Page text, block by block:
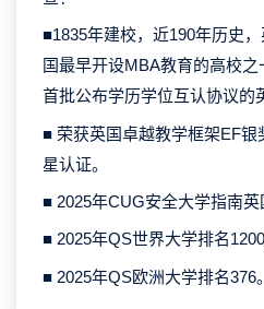
■1835年建校，近190年历史
国最早开设MBA教育的高校
首批公布学历学位互认协议的
■ 荣获英国卓越教学框架EF银
星认证。
■ 2025年CUG安全大学指南英
■ 2025年QS世界大学排名1200
■ 2025年QS欧洲大学排名376。